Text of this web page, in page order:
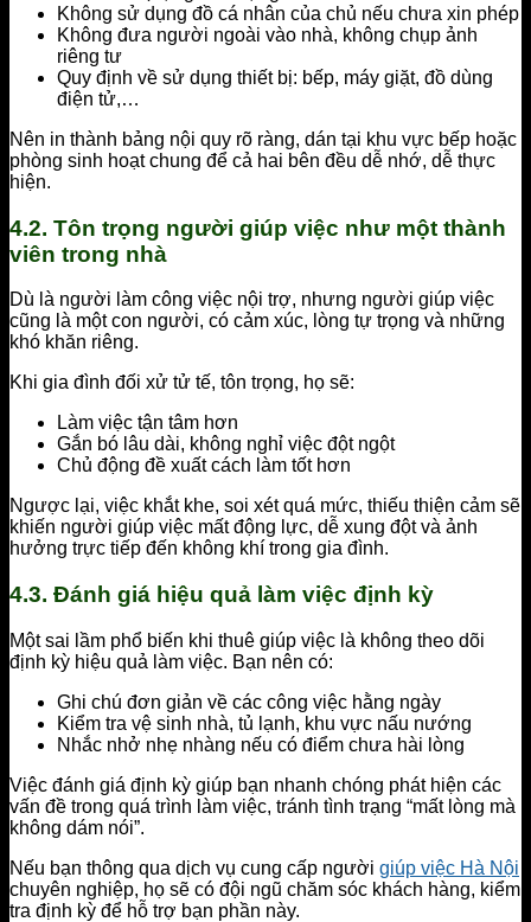
Không sử dụng đồ cá nhân của chủ nếu chưa xin phép
Không đưa người ngoài vào nhà, không chụp ảnh
riêng tư
Quy định về sử dụng thiết bị: bếp, máy giặt, đồ dùng
điện tử,…
Nên in thành bảng nội quy rõ ràng, dán tại khu vực bếp hoặc
phòng sinh hoạt chung để cả hai bên đều dễ nhớ, dễ thực
hiện.
4.2. Tôn trọng người giúp việc như một thành
viên trong nhà
Dù là người làm công việc nội trợ, nhưng người giúp việc
cũng là một con người, có cảm xúc, lòng tự trọng và những
khó khăn riêng.
Khi gia đình đối xử tử tế, tôn trọng, họ sẽ:
Làm việc tận tâm hơn
Gắn bó lâu dài, không nghỉ việc đột ngột
Chủ động đề xuất cách làm tốt hơn
Ngược lại, việc khắt khe, soi xét quá mức, thiếu thiện cảm sẽ
khiến người giúp việc mất động lực, dễ xung đột và ảnh
hưởng trực tiếp đến không khí trong gia đình.
4.3. Đánh giá hiệu quả làm việc định kỳ
Một sai lầm phổ biến khi thuê giúp việc là không theo dõi
định kỳ hiệu quả làm việc. Bạn nên có:
Ghi chú đơn giản về các công việc hằng ngày
Kiểm tra vệ sinh nhà, tủ lạnh, khu vực nấu nướng
Nhắc nhở nhẹ nhàng nếu có điểm chưa hài lòng
Việc đánh giá định kỳ giúp bạn nhanh chóng phát hiện các
vấn đề trong quá trình làm việc, tránh tình trạng “mất lòng mà
không dám nói”.
Nếu bạn thông qua dịch vụ cung cấp người giúp việc Hà Nội
chuyên nghiệp, họ sẽ có đội ngũ chăm sóc khách hàng, kiểm
tra định kỳ để hỗ trợ bạn phần này.